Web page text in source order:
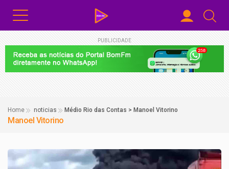
PUBLICIDADE
Home noticias Médio Rio das Contas > Manoel Vitorino
Manoel Vitorino